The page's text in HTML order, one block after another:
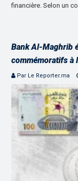
financière. Selon un
Bank Al-Maghrib
commémoratifs à
Par Le Reporter.ma